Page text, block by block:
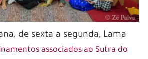
de sexta a segunda, Lama
associados ao Sutra do